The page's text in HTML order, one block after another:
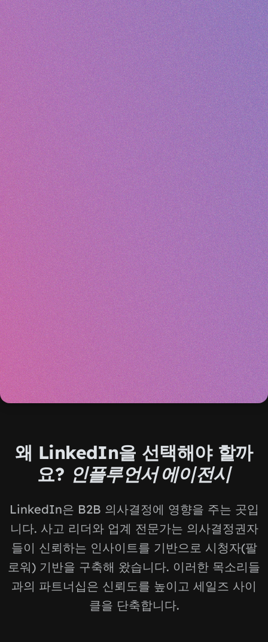
왜 LinkedIn을 선택해야 할까
요? 인플루언서 에이전시
LinkedIn은 B2B 의사결정에 영향을 주는 곳입
니다. 사고 리더와 업계 전문가는 의사결정권자
들이 신뢰하는 인사이트를 기반으로 시청자(팔
로워) 기반을 구축해 왔습니다. 이러한 목소리들
과의 파트너십은 신뢰도를 높이고 세일즈 사이
클을 단축합니다.